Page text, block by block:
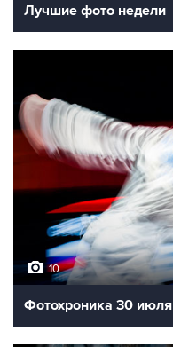
Лучшие фото недели
10
Фотохроника 30 июля